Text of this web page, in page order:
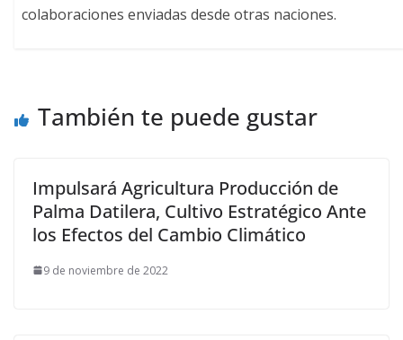
colaboraciones enviadas desde otras naciones.
También te puede gustar
Impulsará Agricultura Producción de
Palma Datilera, Cultivo Estratégico Ante
los Efectos del Cambio Climático
9 de noviembre de 2022